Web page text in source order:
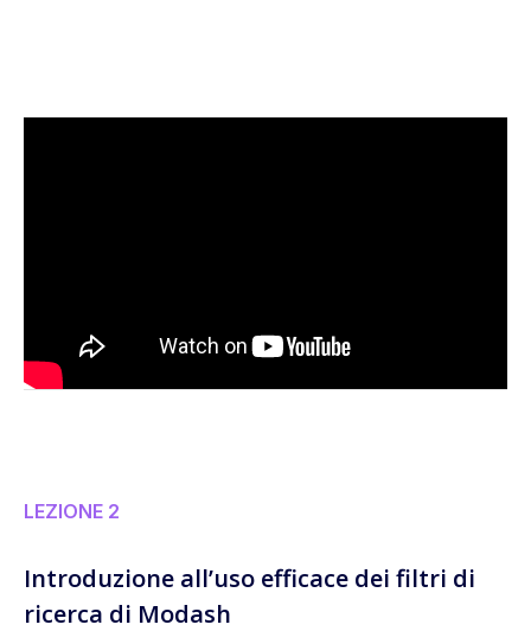
LEZIONE 2
Introduzione all’uso efficace dei filtri di
ricerca di Modash